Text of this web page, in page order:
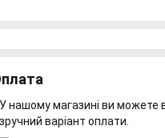
У нашому магазині ви можете
зручний варіант оплати.